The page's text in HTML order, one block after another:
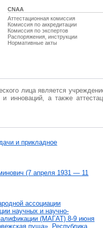
CNAA
Аттестационная комиссия
Комиссия по аккредитации
Комиссия по экспертов
Распоряжения, инструкции
Нормативные акты
лица является
и инноваций, а также
и прикладное
(7 апреля 1931 — 11
ассоциации
научных и научно-
(МАГAT) 8-9 июня
пуща», Республика